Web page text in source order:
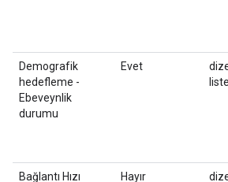
Demografik
hedefleme -
Ebeveynlik
durumu
Evet
liste
Bağlantı Hızı
Hayır